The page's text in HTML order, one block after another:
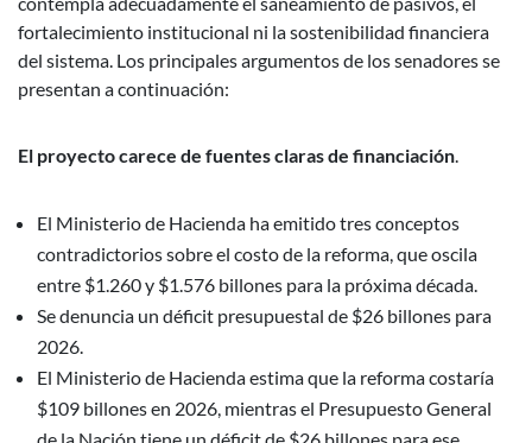
fortalecimiento institucional ni la sostenibilidad financiera
del sistema. Los principales argumentos de los senadores se
presentan a continuación:
El proyecto carece de fuentes claras de financiación.
El Ministerio de Hacienda ha emitido tres conceptos
contradictorios sobre el costo de la reforma, que oscila
entre $1.260 y $1.576 billones para la próxima década.
Se denuncia un déficit presupuestal de $26 billones para
2026.
El Ministerio de Hacienda estima que la reforma costaría
$109 billones en 2026, mientras el Presupuesto General